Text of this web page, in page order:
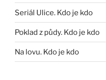
Seriál Ulice. Kdo je kdo
Poklad z půdy. Kdo je kdo
Na lovu. Kdo je kdo